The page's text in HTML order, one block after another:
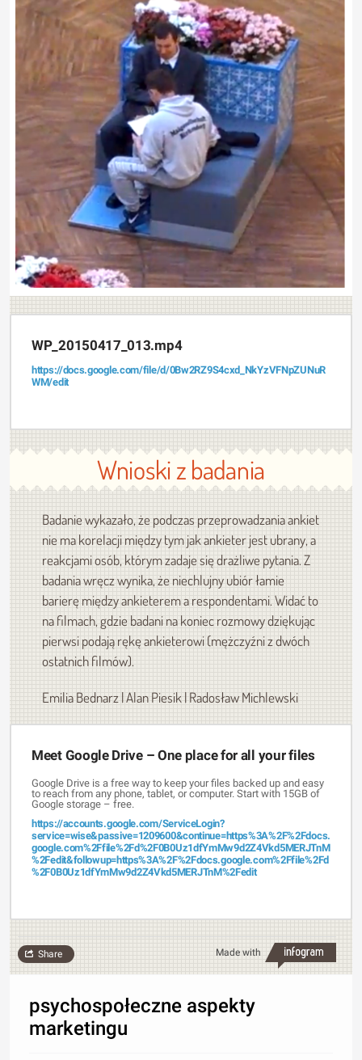
WP_20150417_013.mp4
https://docs.google.com/file/d/0Bw2RZ9S4cxd_NkYzVFNpZUNuR
WM/edit
Wnioski z badania
Badanie wykazało, że podczas przeprowadzania ankiet
nie ma korelacji między tym jak ankieter jest ubrany, a
reakcjami osób, którym zadaje się drażliwe pytania. Z
badania wręcz wynika, że niechlujny ubiór łamie
barierę między ankieterem a respondentami. Widać to
na filmach, gdzie badani na koniec rozmowy dziękując
pierwsi podają rękę ankieterowi (mężczyźni z dwóch
ostatnich filmów).
Emilia Bednarz | Alan Piesik | Radosław Michlewski
Meet Google Drive – One place for all your files
Google Drive is a free way to keep your files backed up and easy
to reach from any phone, tablet, or computer. Start with 15GB of
Google storage – free.
https://accounts.google.com/ServiceLogin?
service=wise&passive=1209600&continue=https%3A%2F%2Fdocs.
google.com%2Ffile%2Fd%2F0B0Uz1dfYmMw9d2Z4Vkd5MERJTnM
%2Fedit&followup=https%3A%2F%2Fdocs.google.com%2Ffile%2Fd
%2F0B0Uz1dfYmMw9d2Z4Vkd5MERJTnM%2Fedit
Made with
Share
psychospołeczne aspekty
marketingu